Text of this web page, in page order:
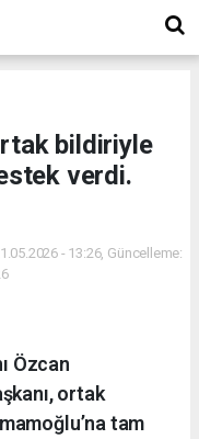
bildiriyle
verdi.
- 13:26, Güncelleme:
Özcan
ortak
tam